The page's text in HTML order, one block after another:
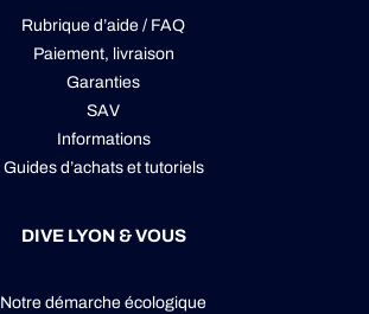
Rubrique d’aide / FAQ
Paiement, livraison
Garanties
SAV
Informations
Guides d’achats et tutoriels
DIVE LYON & VOUS
Notre démarche écologique